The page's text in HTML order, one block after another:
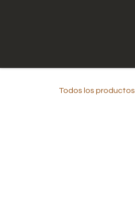
Todos los productos